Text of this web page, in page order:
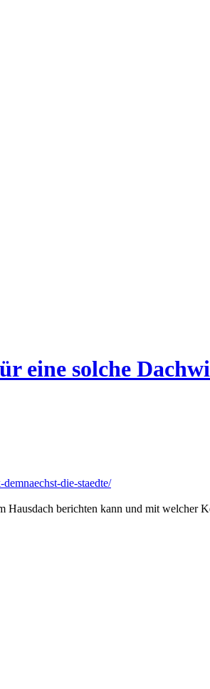
eine solche
die-staedte/
berichten kann und mit welcher